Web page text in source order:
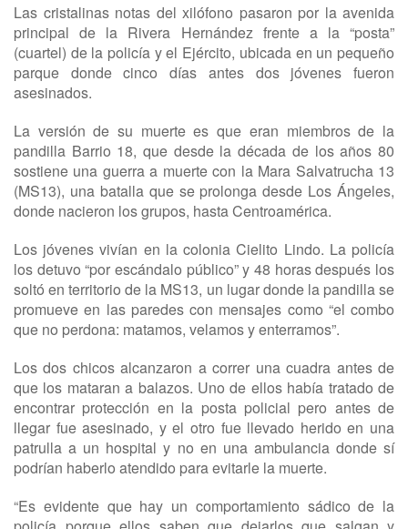
Las cristalinas notas del xilófono pasaron por la avenida
principal de la Rivera Hernández frente a la “posta”
(cuartel) de la policía y el Ejército, ubicada en un pequeño
parque donde cinco días antes dos jóvenes fueron
asesinados.
La versión de su muerte es que eran miembros de la
pandilla Barrio 18, que desde la década de los años 80
sostiene una guerra a muerte con la Mara Salvatrucha 13
(MS13), una batalla que se prolonga desde Los Ángeles,
donde nacieron los grupos, hasta Centroamérica.
Los jóvenes vivían en la colonia Cielito Lindo. La policía
los detuvo “por escándalo público” y 48 horas después los
soltó en territorio de la MS13, un lugar donde la pandilla se
promueve en las paredes con mensajes como “el combo
que no perdona: matamos, velamos y enterramos”.
Los dos chicos alcanzaron a correr una cuadra antes de
que los mataran a balazos. Uno de ellos había tratado de
encontrar protección en la posta policial pero antes de
llegar fue asesinado, y el otro fue llevado herido en una
patrulla a un hospital y no en una ambulancia donde sí
podrían haberlo atendido para evitarle la muerte.
“Es evidente que hay un comportamiento sádico de la